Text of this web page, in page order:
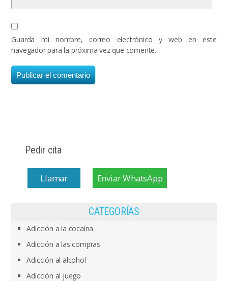
Guarda mi nombre, correo electrónico y web en este
navegador para la próxima vez que comente.
Pedir cita
Llamar Enviar WhatsApp
CATEGORÍAS
Adicción a la cocaína
Adicción a las compras
Adicción al alcohol
Adicción al juego